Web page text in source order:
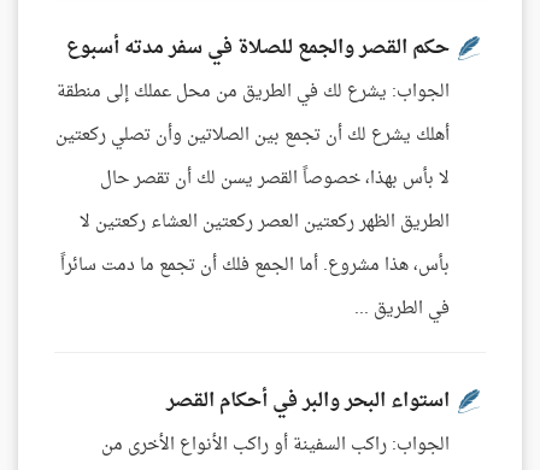
حكم القصر والجمع للصلاة في سفر مدته أسبوع
الجواب: يشرع لك في الطريق من محل عملك إلى منطقة
أهلك يشرع لك أن تجمع بين الصلاتين وأن تصلي ركعتين
لا بأس بهذا، خصوصاً القصر يسن لك أن تقصر حال
الطريق الظهر ركعتين العصر ركعتين العشاء ركعتين لا
بأس، هذا مشروع. أما الجمع فلك أن تجمع ما دمت سائراً
في الطريق ...
استواء البحر والبر في أحكام القصر
الجواب: راكب السفينة أو راكب الأنواع الأخرى من